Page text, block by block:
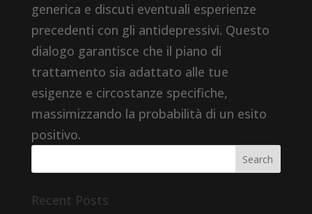
generica e discuti eventuali esperienze
precedenti con gli antidepressivi. Questo
dialogo garantisce che il piano di
trattamento sia adattato alle tue
esigenze e circostanze specifiche,
massimizzando la probabilità di un esito
positivo.
Recent Posts